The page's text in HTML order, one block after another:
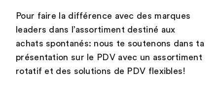
Pour faire la différence avec des marques
leaders dans l’assortiment destiné aux
achats spontanés: nous te soutenons dans ta
présentation sur le PDV avec un assortiment
rotatif et des solutions de PDV flexibles!